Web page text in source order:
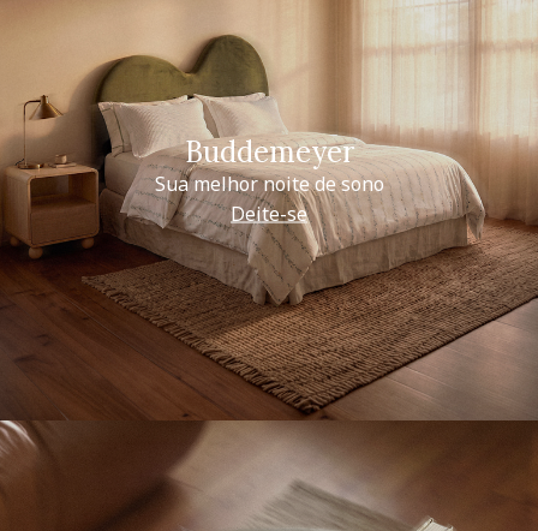
Buddemeyer
Sua melhor noite de sono
Deite-se